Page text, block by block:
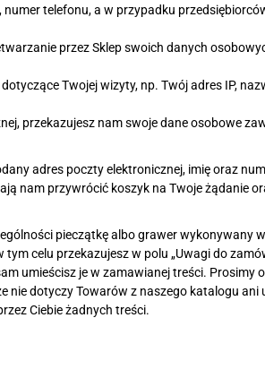
telefonu, a w przypadku
przez Sklep swoich danych
Twojej wizyty, np. Twój adres IP,
przekazujesz nam swoje dane osobowe
adres poczty elektronicznej, imię oraz
nam przywrócić koszyk na Twoje żądanie
pieczątkę albo grawer wykonywany
celu przekazujesz w polu „Uwagi do
umieścisz je w zamawianej treści. Prosimy o
nie dotyczy Towarów z naszego katalogu ani
Ciebie żadnych treści.